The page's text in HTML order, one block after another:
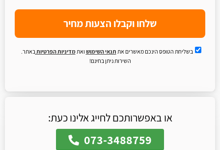
שלחו וקבלו הצעות מחיר
בשליחת הטופס הינכם מאשרים את תנאי השימוש ואתמדיניות הפרטיות באתר.
השירות ניתן בחינם!
או באפשרותכם לחייג אלינו כעת:
073-3488759